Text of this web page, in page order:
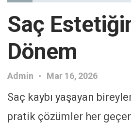
Saç
Dönem
Admin Mar 16, 2026
Saç kaybı yaşayan
pratik çözümler her